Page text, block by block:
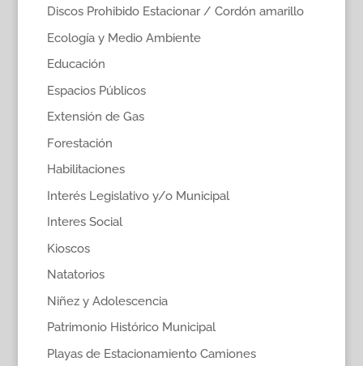
Discos Prohibido Estacionar / Cordón amarillo
Ecología y Medio Ambiente
Educación
Espacios Públicos
Extensión de Gas
Forestación
Habilitaciones
Interés Legislativo y/o Municipal
Interes Social
Kioscos
Natatorios
Niñez y Adolescencia
Patrimonio Histórico Municipal
Playas de Estacionamiento Camiones